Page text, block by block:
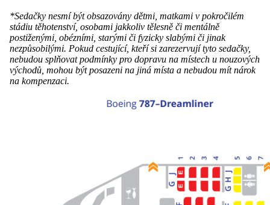
*Sedačky nesmí být obsazovány dětmi, matkami v pokročilém
stádiu těhotenství, osobami jakkoliv tělesně či mentálně
postiženými, obézními, starými či fyzicky slabými či jinak
nezpůsobilými. Pokud cestující, kteří si zarezervují tyto sedačky,
nebudou splňovat podmínky pro dopravu na místech u nouzových
východů, mohou být posazeni na jiná místa a nebudou mít nárok
na kompenzaci.